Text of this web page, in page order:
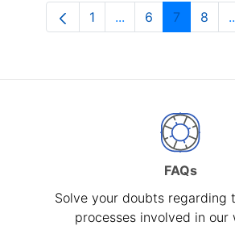
Page
1 ...Intermediate
Page
6 Page
7 8
FAQs
Solve your doubts regarding
processes involved in our